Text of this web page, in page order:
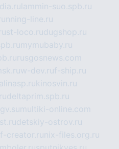
lammin-suo.spb.ru
running-line.ru
rust-loco.rudugshop.ru
mymubaby.ru
rusgosnews.com
w-dev.ruf-ship.ru
kinosvin.ru
deltaprim.spb.ru
multiki-online.com
detskiy-ostrov.ru
creator.ru nix-files.org.ru